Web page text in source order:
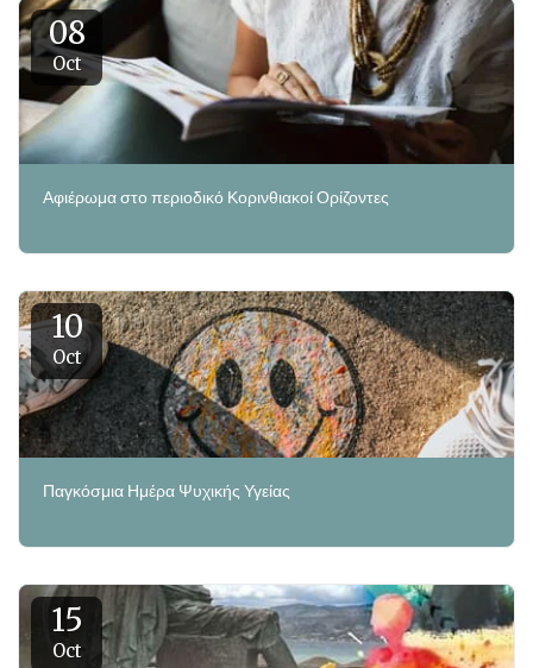
08
Oct
Αφιέρωμα στο περιοδικό Κορινθιακοί Ορίζοντες
10
Oct
Παγκόσμια Ημέρα Ψυχικής Υγείας
15
Oct